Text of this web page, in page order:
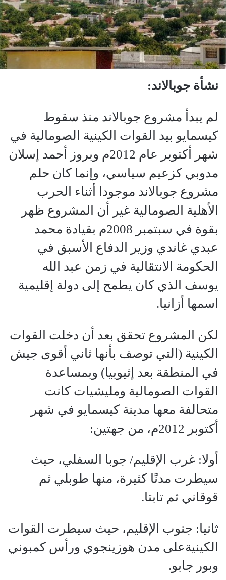
نشأة جوبالاند:
لم يبدأ مشروع جوبالاند منذ سقوط
كيسمايو بيد القوات الكينية الصومالية في
شهر أكتوبر عام 2012م وبروز أحمد إسلان
مدوبي كزعيم سياسي، وإنما كان حلم
مشروع جوبالاند موجودا أثناء الحرب
الأهلية الصومالية غير أن المشروع ظهر
بقوة في سبتمبر 2008م بقيادة محمد
عبدي غاندي وزير الدفاع الأسبق في
الحكومة الانتقالية في زمن عبد الله
يوسف الذي كان يطمح إلى دولة إقليمية
اسمها أزانيا.
لكن المشروع تحقق بعد أن دخلت القوات
الكينية (التي توصف بأنها ثاني أقوى جيش
في المنطقة بعد إثيوبيا) وبمساعدة
القوات الصومالية ومليشيات كانت
متحالفة معها مدينة كيسمايو في شهر
أكتوبر 2012م، من جهتين:
أولا: غرب الإقليم/ جوبا السفلي، حيث
سيطرت مدنًا كثيرة، منها طوبلي ثم
قوقاني ثم تابتا.
ثانيا: جنوب الإقليم، حيث سيطرت القوات
الكينيةعلى مدن هوزينجوي ورأس كمبوني
وبور جابو.